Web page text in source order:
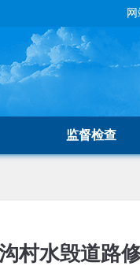
监督检查
村水毁道路